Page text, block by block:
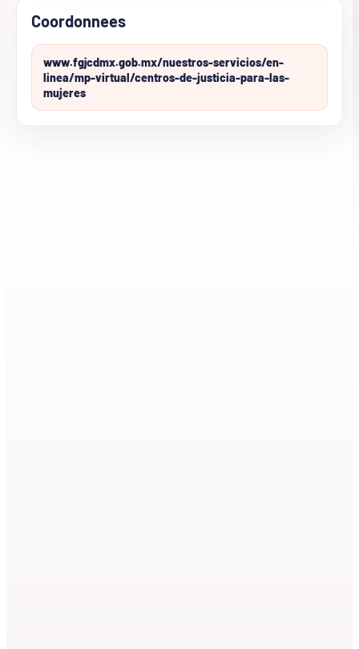
Coordonnees
www.fgjcdmx.gob.mx/nuestros-servicios/en-
linea/mp-virtual/centros-de-justicia-para-las-
mujeres